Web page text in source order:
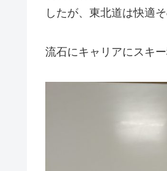
したが、東北道は快適
流石にキャリアにスキ